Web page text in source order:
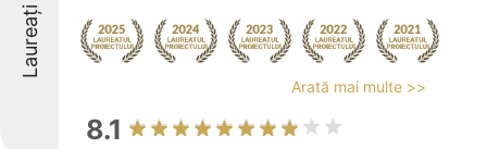
Laureați
Arată mai multe >>
8.1